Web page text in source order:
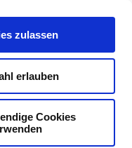
zulassen
erlauben
Cookies